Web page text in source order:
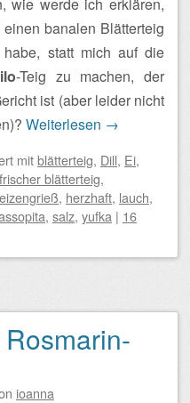
banalen Blätterteig
habe, statt mich auf die
-Teig zu machen, der
ist (aber leider nicht
Weiterlesen →
mitblätterteig, Dill, Ei,
frischer blätterteig,
, herzhaft, lauch,
, salz, yufka | 16
ioanna